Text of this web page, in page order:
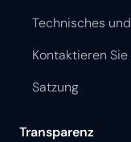
Technisches
Kontaktieren Sie
Satzung
Transparenz